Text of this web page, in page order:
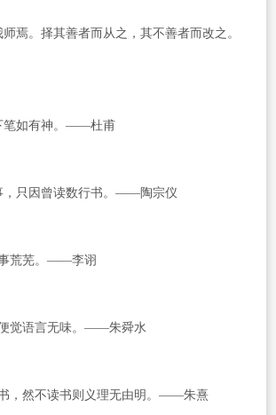
焉。择其善者而从之，其不善者而改之。
笔如有神。——杜甫
，只因曾读数行书。——陶宗仪
荒芜。——李诩
觉语言无味。——朱舜水
，然不读书则义理无由明。——朱熹